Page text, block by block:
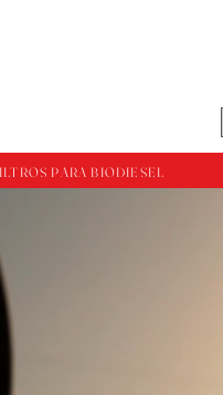
PARA BIODIESEL